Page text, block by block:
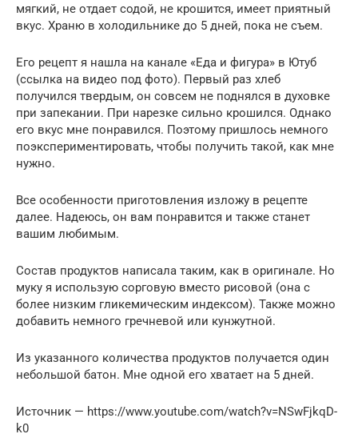
мягкий, не отдает содой, не крошится, имеет приятный
вкус. Храню в холодильнике до 5 дней, пока не съем.
Его рецепт я нашла на канале «Еда и фигура» в Ютуб
(ссылка на видео под фото). Первый раз хлеб
получился твердым, он совсем не поднялся в духовке
при запекании. При нарезке сильно крошился. Однако
его вкус мне понравился. Поэтому пришлось немного
поэкспериментировать, чтобы получить такой, как мне
нужно.
Все особенности приготовления изложу в рецепте
далее. Надеюсь, он вам понравится и также станет
вашим любимым.
Состав продуктов написала таким, как в оригинале. Но
муку я использую сорговую вместо рисовой (она с
более низким гликемическим индексом). Также можно
добавить немного гречневой или кунжутной.
Из указанного количества продуктов получается один
небольшой батон. Мне одной его хватает на 5 дней.
Источник — https://www.youtube.com/watch?v=NSwFjkqD-
k0